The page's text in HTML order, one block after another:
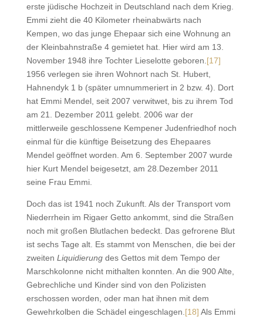
erste jüdische Hochzeit in Deutschland nach dem Krieg.
Emmi zieht die 40 Kilometer rheinabwärts nach
Kempen, wo das junge Ehepaar sich eine Wohnung an
der Kleinbahnstraße 4 gemietet hat. Hier wird am 13.
November 1948 ihre Tochter Lieselotte geboren. [17]
1956 verlegen sie ihren Wohnort nach St. Hubert,
Hahnendyk 1 b (später umnummeriert in 2 bzw. 4). Dort
hat Emmi Mendel, seit 2007 verwitwet, bis zu ihrem Tod
am 21. Dezember 2011 gelebt. 2006 war der
mittlerweile geschlossene Kempener Judenfriedhof noch
einmal für die künftige Beisetzung des Ehepaares
Mendel geöffnet worden. Am 6. September 2007 wurde
hier Kurt Mendel beigesetzt, am 28.Dezember 2011
seine Frau Emmi.
Doch das ist 1941 noch Zukunft. Als der Transport vom
Niederrhein im Rigaer Getto ankommt, sind die Straßen
noch mit großen Blutlachen bedeckt. Das gefrorene Blut
ist sechs Tage alt. Es stammt von Menschen, die bei der
zweiten Liquidierung des Gettos mit dem Tempo der
Marschkolonne nicht mithalten konnten. An die 900 Alte,
Gebrechliche und Kinder sind von den Polizisten
erschossen worden, oder man hat ihnen mit dem
Gewehrkolben die Schädel eingeschlagen. [18] Als Emmi